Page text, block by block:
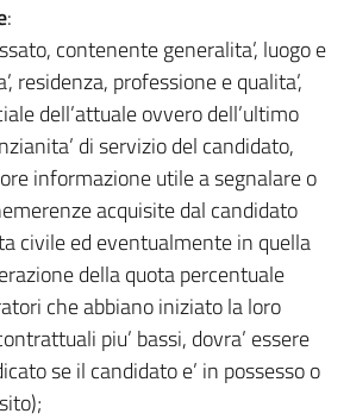
:
contenente generalita’, luogo e
residenza, professione e qualita’,
dell’attuale ovvero dell’ultimo
di servizio del candidato,
informazione utile a segnalare o
acquisite dal candidato
civile ed eventualmente in quella
della quota percentuale
che abbiano iniziato la loro
piu’ bassi, dovra’ essere
se il candidato e’ in possesso o